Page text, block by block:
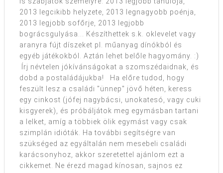
2013 legcikibb helyzete, 2013 legnagyobb poénja,
2013 legjobb sofőrje, 2013 legjobb
bográcsgulyása... Készíthettek s.k. oklevelet vagy
aranyra fújt díszeket pl. műanyag dínókból és
egyéb játékokból. Aztán lehet belőle hagyomány. :)
Írj névtelen jókívánságokat a szomszédaidnak, és
dobd a postaládájukba! Ha előre tudod, hogy
feszült lesz a családi "ünnep" jövő héten, keress
egy cinkost (jófej nagybácsi, unokatesó, vagy cuki
kisgyerek), és próbáljátok meg egymásban tartani
a lelket, amíg a többiek ölik egymást vagy csak
szimplán idióták. Ha további segítségre van
szükséged az egyáltalán nem mesebeli családi
karácsonyhoz, akkor szeretettel ajánlom ezt a
cikkemet. Ne érezd magad kínosan, sajnos ez